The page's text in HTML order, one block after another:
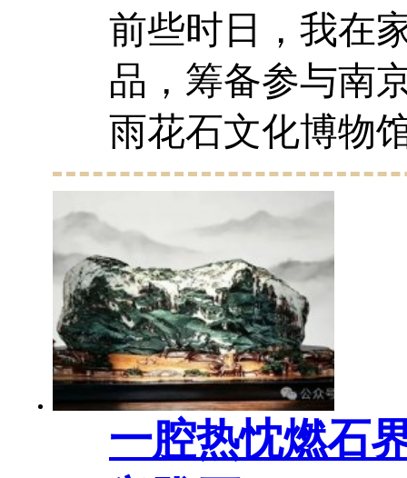
前些时日，我在
品，筹备参与南
雨花石文化博物
新声丹青共舞雨
动，翻找藏石时
一枚珍藏已久的
石长 8.6 厘米，
一腔热忱燃石